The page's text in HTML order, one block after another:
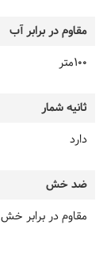
مقاوم در برابر آب
100متر
ثانیه شمار
دارد
ضد خش
مقاوم در برابر خش